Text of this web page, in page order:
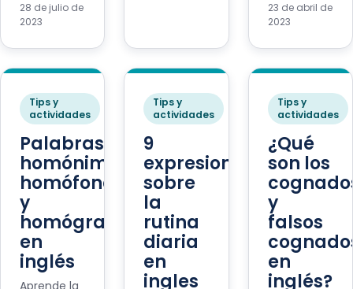
28 de julio de
2023
23 de abril de
2023
Tips y
actividades
Palabras
homónimas,
homófonas
y
homógrafas
en
inglés
Aprende la
Tips y
actividades
9
expresiones
sobre
la
rutina
diaria
en
ingles
Tips y
actividades
¿Qué
son los
y
falsos
en
inglés?